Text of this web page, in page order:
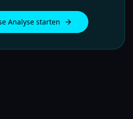
Analyse starten